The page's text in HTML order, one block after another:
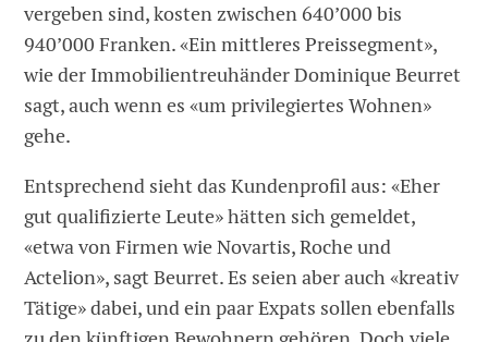
vergeben sind, kosten zwischen 640’000 bis
940’000 Franken. «Ein mittleres Preissegment»,
wie der Immobilientreuhänder Dominique Beurret
sagt, auch wenn es «um privilegiertes Wohnen»
gehe.
Entsprechend sieht das Kundenprofil aus: «Eher
gut qualifizierte Leute» hätten sich gemeldet,
«etwa von Firmen wie Novartis, Roche und
Actelion», sagt Beurret. Es seien aber auch «kreativ
Tätige» dabei, und ein paar Expats sollen ebenfalls